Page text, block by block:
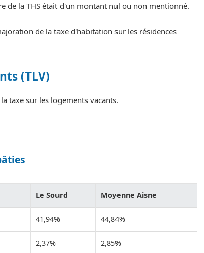
de la THS était d'un montant nul ou non mentionné.
de la taxe d'habitation sur les résidences
(TLV)
taxe sur les logements vacants.
Le Sourd Moyenne Aisne
41,94% 44,84%
2,37% 2,85%